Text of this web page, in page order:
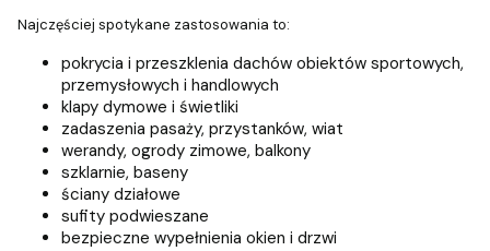
Najczęściej spotykane zastosowania to:
pokrycia i przeszklenia dachów obiektów sportowych,
przemysłowych i handlowych
klapy dymowe i świetliki
zadaszenia pasaży, przystanków, wiat
werandy, ogrody zimowe, balkony
szklarnie, baseny
ściany działowe
sufity podwieszane
bezpieczne wypełnienia okien i drzwi